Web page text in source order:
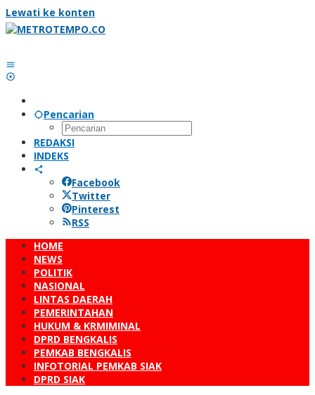
Lewati ke konten
Pencarian
REDAKSI
INDEKS
Facebook
Twitter
Pinterest
RSS
HOME
NEWS
POLITIK
NASIONAL
LINTAS DAERAH
PEMERINTAHAN
HUKUM & KRMIMINAL
DPRD BENGKALIS
PEMKAB BENGKALIS
INFOTORIAL PEMKAB SIAK
DPRD SIAK